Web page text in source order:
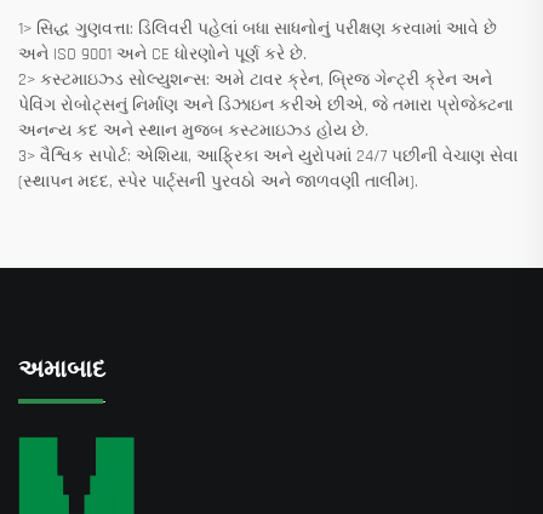
1> સિદ્ધ ગુણવત્તા: ડિલિવરી પહેલાં બધા સાધનોનું પરીક્ષણ કરવામાં આવે છે
અને ISO 9001 અને CE ધોરણોને પૂર્ણ કરે છે.
2> કસ્ટમાઇઝ્ડ સોલ્યુશન્સ: અમે ટાવર ક્રેન, બ્રિજ ગેન્ટ્રી ક્રેન અને
પેવિંગ રોબોટ્સનું નિર્માણ અને ડિઝાઇન કરીએ છીએ, જે તમારા પ્રોજેક્ટના
અનન્ય કદ અને સ્થાન મુજબ કસ્ટમાઇઝ્ડ હોય છે.
3> વૈશ્વિક સપોર્ટ: એશિયા, આફ્રિકા અને યુરોપમાં 24/7 પછીની વેચાણ સેવા
(સ્થાપન મદદ, સ્પેર પાર્ટ્સની પુરવઠો અને જાળવણી તાલીમ).
અમાબાદ